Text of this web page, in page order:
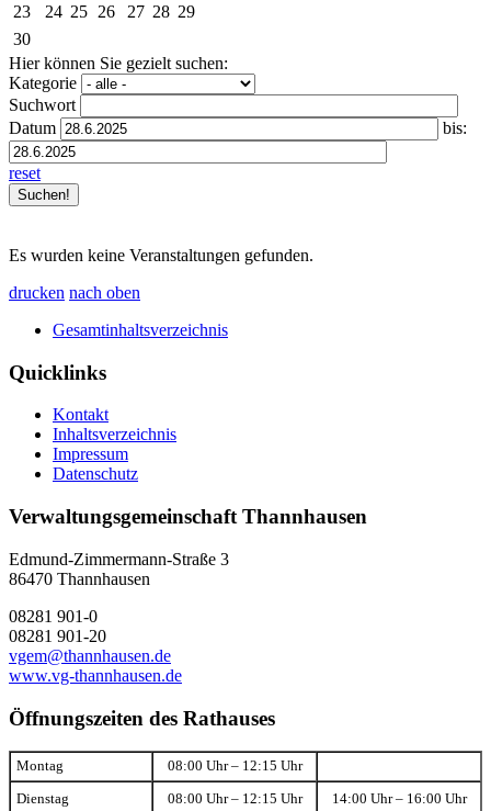
23
24 25 26 27 28 29
30
Hier können Sie gezielt suchen:
Kategorie
Suchwort
Datum
bis:
reset
Es wurden keine Veranstaltungen gefunden.
drucken nach oben
Gesamtinhaltsverzeichnis
Quicklinks
Kontakt
Inhaltsverzeichnis
Impressum
Datenschutz
Verwaltungsgemeinschaft Thannhausen
Edmund-Zimmermann-Straße 3
86470 Thannhausen
08281 901-0
08281 901-20
vgem@thannhausen.de
www.vg-thannhausen.de
Öffnungszeiten des Rathauses
Montag 08:00 Uhr – 12:15 Uhr
Dienstag 08:00 Uhr – 12:15 Uhr 14:00 Uhr – 16:00 Uhr